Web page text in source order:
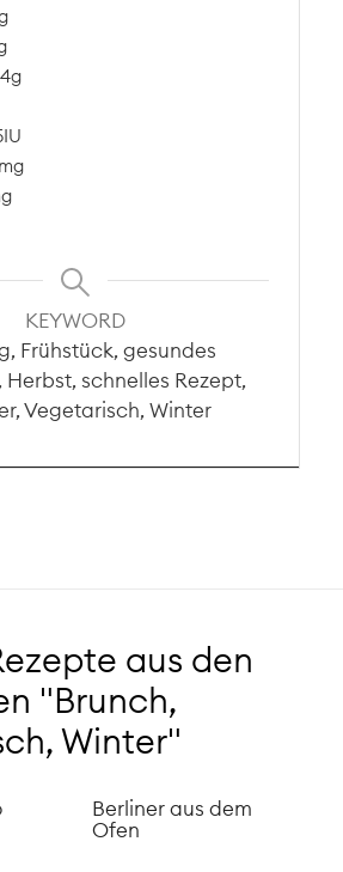
4g
IU
mg
KEYWORD
Frühstück, gesundes
Herbst, schnelles Rezept,
Vegetarisch, Winter
aus den
"Brunch,
Winter"
Berliner aus dem
Ofen